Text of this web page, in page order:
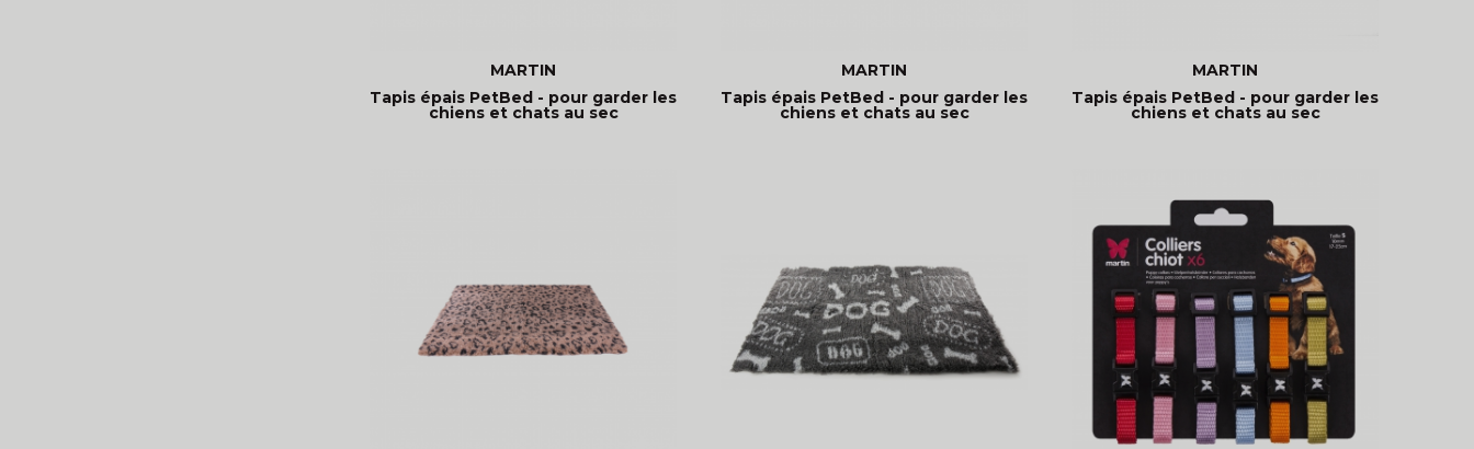
MARTIN
Tapis épais PetBed - pour garder les
chiens et chats au sec
MARTIN
Tapis épais PetBed - pour garder les
chiens et chats au sec
MARTIN
Tapis épais PetBed - pour garder les
chiens et chats au sec